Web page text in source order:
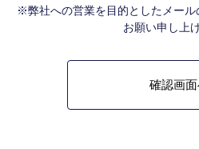
報は、成約した物件の、物件概要、契約年
は含みません。）を提供します。指定流通
定流通機構の会員たる宅地建物取引業者や
不動産の売買契約又は賃貸契約の相手方を
※弊社への営業を目的としたメール
お願い申し上